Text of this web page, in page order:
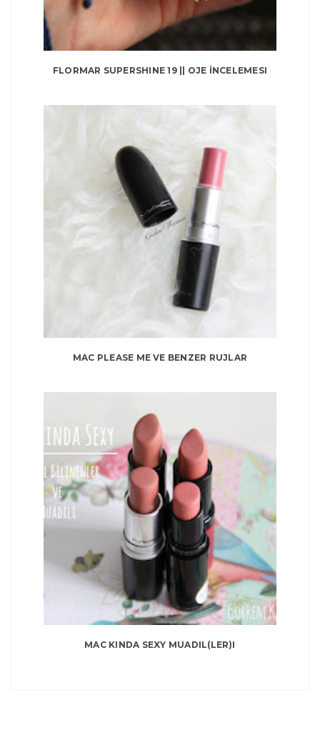
FLORMAR SUPERSHINE 19 || OJE İNCELEMESI
MAC PLEASE ME VE BENZER RUJLAR
MAC KINDA SEXY MUADIL(LER)I